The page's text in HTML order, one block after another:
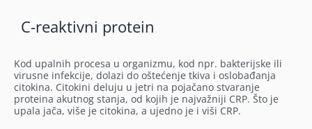
C-reaktivni protein
Kod upalnih procesa u organizmu, kod npr. bakterijske ili
virusne infekcije, dolazi do oštećenje tkiva i oslobađanja
citokina. Citokini deluju u jetri na pojačano stvaranje
proteina akutnog stanja, od kojih je najvažniji CRP. Što je
upala jača, više je citokina, a ujedno je i viši CRP.